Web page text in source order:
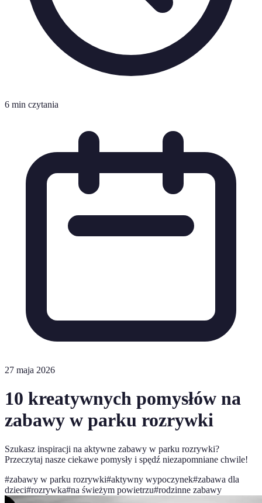
6 min czytania
27 maja 2026
10 kreatywnych pomysłów na
zabawy w parku rozrywki
Szukasz inspiracji na aktywne zabawy w parku rozrywki?
Przeczytaj nasze ciekawe pomysły i spędź niezapomniane chwile!
#zabawy w parku rozrywki#aktywny wypoczynek#zabawa dla
dzieci#rozrywka#na świeżym powietrzu#rodzinne zabawy